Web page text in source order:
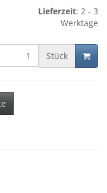
Lieferzeit: 2 - 3
Werktage
Stück